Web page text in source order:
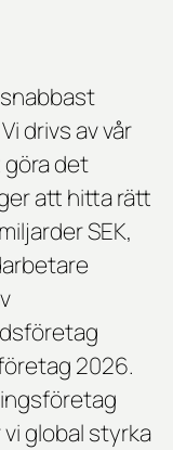
drivs av vår
det
att hitta rätt
SEK,
2026.
global styrka